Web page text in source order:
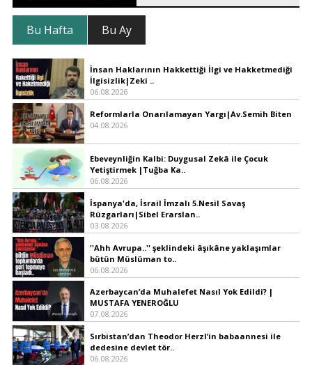
Bu Hafta Bu Ay
İnsan Haklarının Hakkettiği İlgi ve Hakketmediği
İlgisizlik|Zeki ..
06.08.2026
Reformlarla Onarılamayan Yargı|Av.Semih Biten
04.08.2026
Ebeveynliğin Kalbi: Duygusal Zekâ ile Çocuk
Yetiştirmek |Tuğba Ka..
06.08.2026
İspanya'da, İsrail İmzalı 5.Nesil Savaş
Rüzgarları|Sibel Erarslan..
03.08.2026
''Ahh Avrupa..'' şeklindeki âşıkâne yaklaşımlar
bütün Müslüman to..
06.08.2026
Azerbaycan’da Muhalefet Nasıl Yok Edildi? |
MUSTAFA YENEROĞLU
07.08.2026
Sırbistan’dan Theodor Herzl’in babaannesi ile
dedesine devlet tör..
06.08.2026